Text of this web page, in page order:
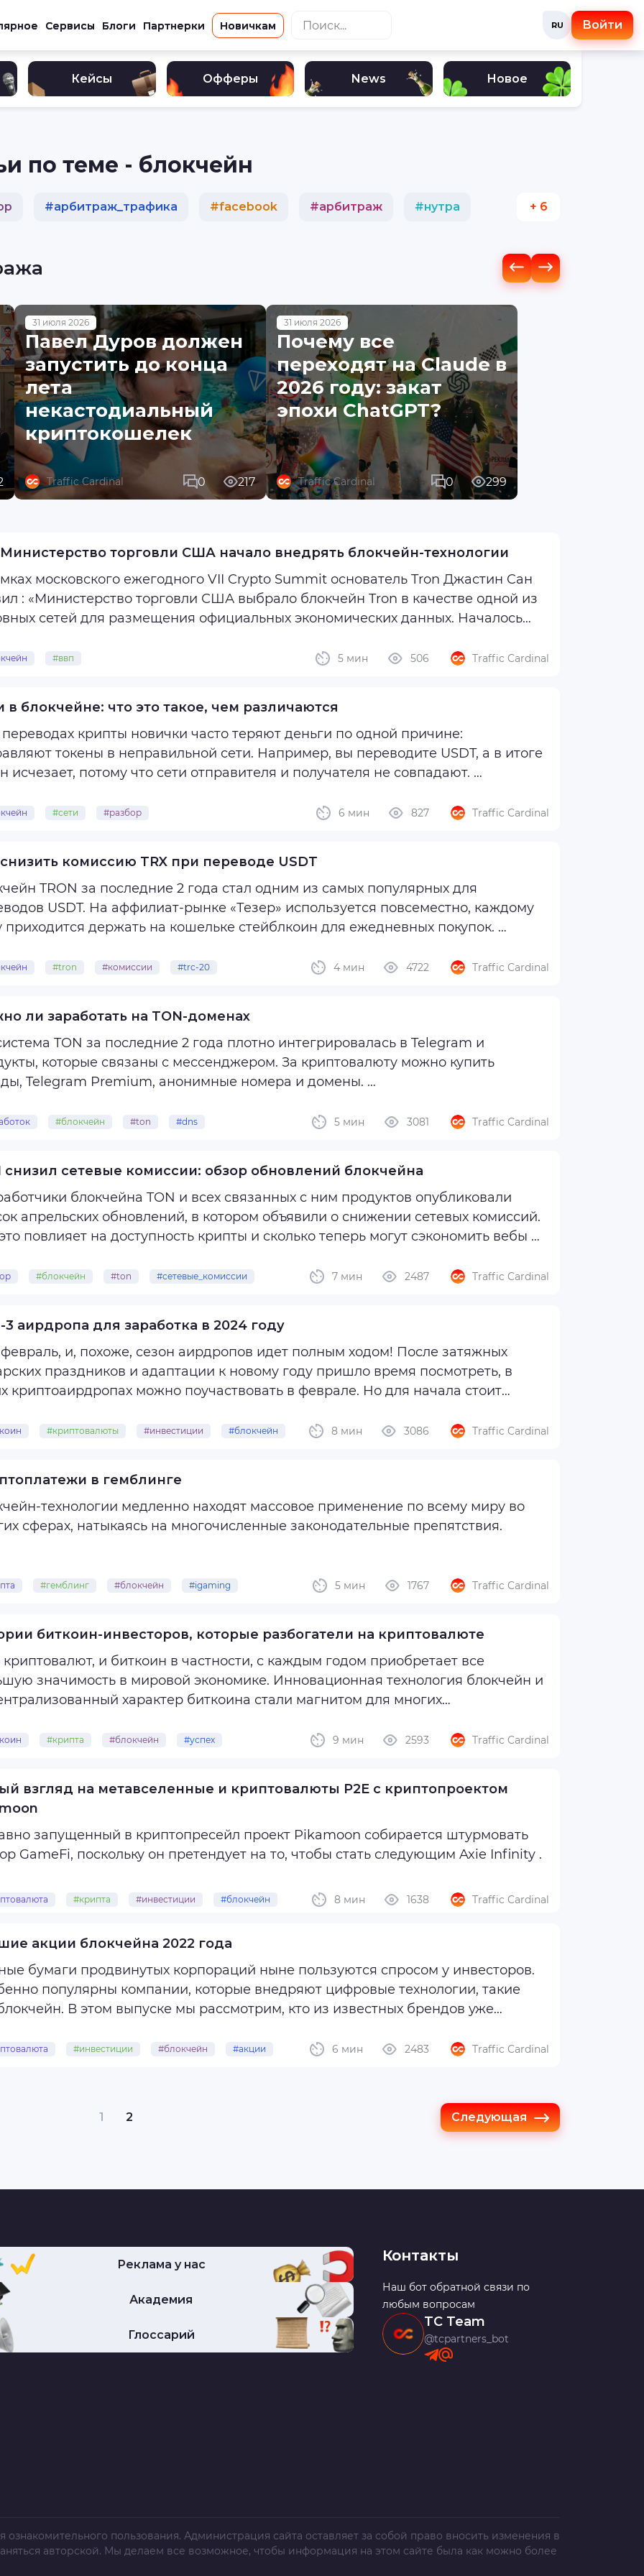
Сервисы Блоги Партнерки Новичкам RU Войти
Кейсы Офферы News Новое
по теме - блокчейн
#арбитраж_трафика #facebook #арбитраж #нутра + 6
31 июля 2026
Павел Дуров должен
запустить до конца
лета
некастодиальный
криптокошелек
Traffic Cardinal 0 217
31 июля 2026
Почему все
переходят на Claude в
2026 году: закат
эпохи ChatGPT?
Traffic Cardinal 0 299
торговли США начало внедрять блокчейн-технологии
московского ежегодного VII Crypto Summit основатель Tron Джастин Cан
Tron в качестве одной из
сетей для размещения официальных экономических данных. Началось
#ввп 5 мин 506 Traffic Cardinal
в блокчейне: что это такое, чем различаются
крипты новички часто теряют деньги по одной причине:
токены в неправильной сети. Например, вы переводите USDT, а в итоге
исчезает, потому что сети отправителя и получателя не совпадают.
те, кто часто сталкивается с критопереводами, могут путаться в ...
#сети #разбор 6 мин 827 Traffic Cardinal
комиссию TRX при переводе USDT
TRON за последние 2 года стал одним из самых популярных для
USDT. На аффилиат-рынке «Тезер» используется повсеместно, каждому
приходится держать на кошельке стейблкоин для ежедневных покупок.
статье разбираемся, с чем связан кратный рост затрат на переводы ...
#tron #комиссии #trc-20 4 мин 4722 Traffic Cardinal
ли заработать на TON-доменах
TON за последние 2 года плотно интегрировалась в Telegram и
которые связаны с мессенджером. За криптовалюту можно купить
Telegram Premium, анонимные номера и домены.
разбираемся, как работают TON-домены, как формируется их стоимость и
#блокчейн #ton #dns 5 мин 3081 Traffic Cardinal
снизил сетевые комиссии: обзор обновлений блокчейна
блокчейна TON и всех связанных с ним продуктов опубликовали
апрельских обновлений, в котором объявили о снижении сетевых комиссий.
повлияет на доступность крипты и сколько теперь могут сэкономить вебы —
#блокчейн #ton #сетевые_комиссии 7 мин 2487 Traffic Cardinal
аирдропа для заработка в 2024 году
и, похоже, сезон аирдропов идет полным ходом! После затяжных
праздников и адаптации к новому году пришло время посмотреть, в
криптоаирдропах можно поучаствовать в феврале. Но для начала стоит
#криптовалюты #инвестиции #блокчейн 8 мин 3086 Traffic Cardinal
в гемблинге
технологии медленно находят массовое применение по всему миру во
сферах, натыкаясь на многочисленные законодательные препятствия.
об iGaming и беттинге. Ждем тебя в Телеграме!
#гемблинг #блокчейн #igaming 5 мин 1767 Traffic Cardinal
биткоин-инвесторов, которые разбогатели на криптовалюте
и биткоин в частности, с каждым годом приобретает все
значимость в мировой экономике. Инновационная технология блокчейн и
характер биткоина стали магнитом для многих
#крипта #блокчейн #успех 9 мин 2593 Traffic Cardinal
взгляд на метавселенные и криптовалюты P2E с криптопроектом
запущенный в криптопресейл проект Pikamoon собирается штурмовать
сектор GameFi, поскольку он претендует на то, чтобы стать следующим Axie Infinity .
размещение монет (ICO) токенов PIKA началось 16 апреля и вызвало
#крипта #инвестиции #блокчейн 8 мин 1638 Traffic Cardinal
акции блокчейна 2022 года
бумаги продвинутых корпораций ныне пользуются спросом у инвесторов.
популярны компании, которые внедряют цифровые технологии, такие
В этом выпуске мы рассмотрим, кто из известных брендов уже
#инвестиции #блокчейн #акции 6 мин 2483 Traffic Cardinal
1 2 Следующая
Реклама у нас
Академия
Глоссарий
Контакты
Наш бот обратной связи по
любым вопросам
TC Team
@tcpartners_bot
пользования. Администрация сайта оставляет за собой право вносить изменения в
авторской. Мы делаем все возможное, чтобы информация на этом сайте была как можно более